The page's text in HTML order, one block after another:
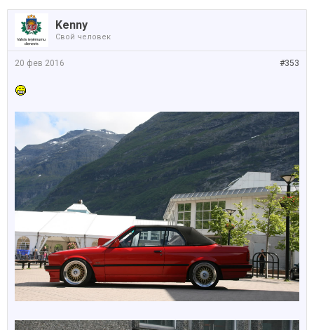
Kenny
Свой человек
#353
20 фев 2016